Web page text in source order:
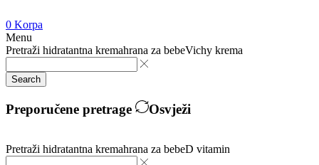
0 Korpa
Menu
Pretraži hidratantna kremahrana za bebeVichy krema
Search
Preporučene pretrage Osvježi
Pretraži hidratantna kremahrana za bebeD vitamin